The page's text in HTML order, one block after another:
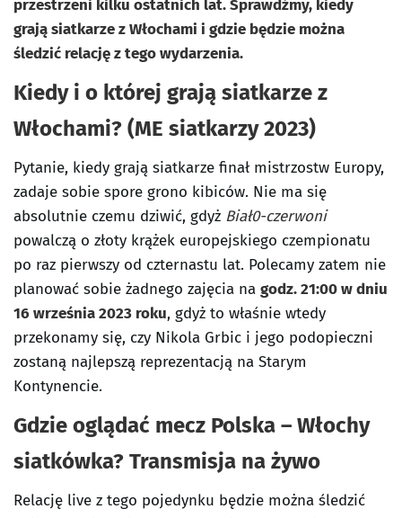
przestrzeni kilku ostatnich lat. Sprawdźmy, kiedy
grają siatkarze z Włochami i gdzie będzie można
śledzić relację z tego wydarzenia.
Kiedy i o której grają siatkarze z
Włochami? (ME siatkarzy 2023)
Pytanie, kiedy grają siatkarze finał mistrzostw Europy,
zadaje sobie spore grono kibiców. Nie ma się
absolutnie czemu dziwić, gdyż Biał0-czerwoni
powalczą o złoty krążek europejskiego czempionatu
po raz pierwszy od czternastu lat. Polecamy zatem nie
planować sobie żadnego zajęcia na godz. 21:00 w dniu
16 września 2023 roku, gdyż to właśnie wtedy
przekonamy się, czy Nikola Grbic i jego podopieczni
zostaną najlepszą reprezentacją na Starym
Kontynencie.
Gdzie oglądać mecz Polska – Włochy
siatkówka? Transmisja na żywo
Relację live z tego pojedynku będzie można śledzić